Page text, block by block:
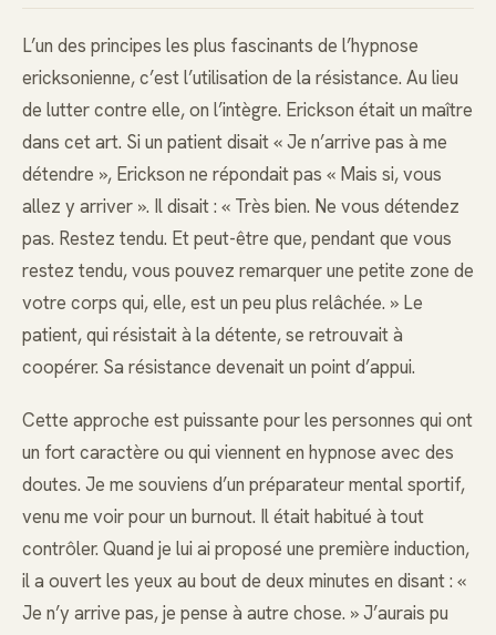
L’un des principes les plus fascinants de l’hypnose
ericksonienne, c’est l’utilisation de la résistance. Au lieu
de lutter contre elle, on l’intègre. Erickson était un maître
dans cet art. Si un patient disait « Je n’arrive pas à me
détendre », Erickson ne répondait pas « Mais si, vous
allez y arriver ». Il disait : « Très bien. Ne vous détendez
pas. Restez tendu. Et peut-être que, pendant que vous
restez tendu, vous pouvez remarquer une petite zone de
votre corps qui, elle, est un peu plus relâchée. » Le
patient, qui résistait à la détente, se retrouvait à
coopérer. Sa résistance devenait un point d’appui.
Cette approche est puissante pour les personnes qui ont
un fort caractère ou qui viennent en hypnose avec des
doutes. Je me souviens d’un préparateur mental sportif,
venu me voir pour un burnout. Il était habitué à tout
contrôler. Quand je lui ai proposé une première induction,
il a ouvert les yeux au bout de deux minutes en disant : «
Je n’y arrive pas, je pense à autre chose. » J’aurais pu